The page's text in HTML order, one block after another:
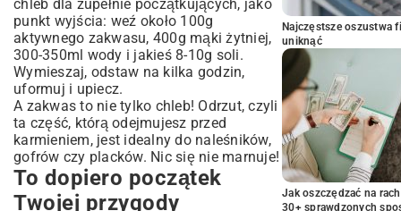
chleb dla zupełnie początkujących, jako
punkt wyjścia: weź około 100g
aktywnego zakwasu, 400g mąki żytniej,
300-350ml wody i jakieś 8-10g soli.
Wymieszaj, odstaw na kilka godzin,
uformuj i upiecz.
A zakwas to nie tylko chleb! Odrzut, czyli
ta część, którą odejmujesz przed
karmieniem, jest idealny do naleśników,
gofrów czy placków. Nic się nie marnuje!
To dopiero początek
Twojej przygody
Najczęstsze oszustwa
uniknąć
Jak oszczędzać na
30+ sprawdzonych